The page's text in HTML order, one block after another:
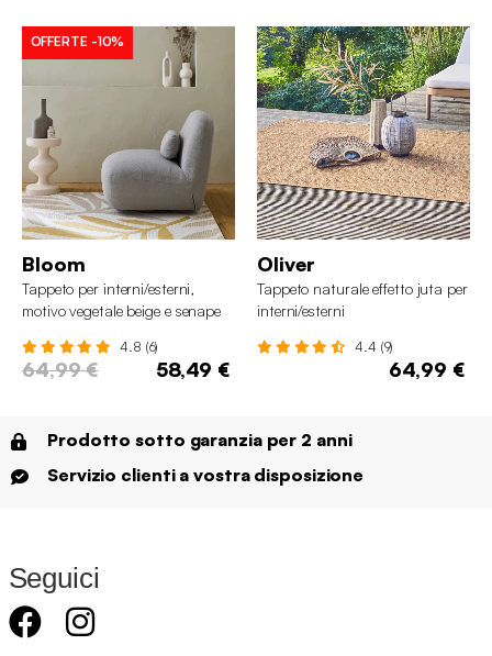
OFFERTE -10%
Bloom
Tappeto per interni/esterni,
motivo vegetale beige e senape
4.8 (6)
64,99 € 58,49 €
Oliver
Tappeto naturale effetto juta per
interni/esterni
4.4 (9)
64,99 €
Prodotto sotto garanzia per 2 anni
Servizio clienti a vostra disposizione
Seguici